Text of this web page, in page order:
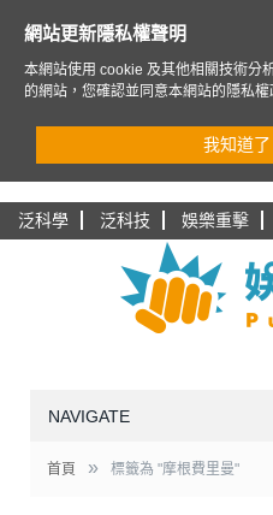
泛科學 泛科技 娛樂重擊
NAVIGATE
首頁 » 標籤為 "摩根費里曼"
網站更新隱私權聲明
本網站使用 cookie 及其他相關技術分
的網站，您確認並同意本網站的隱私權
我知道了